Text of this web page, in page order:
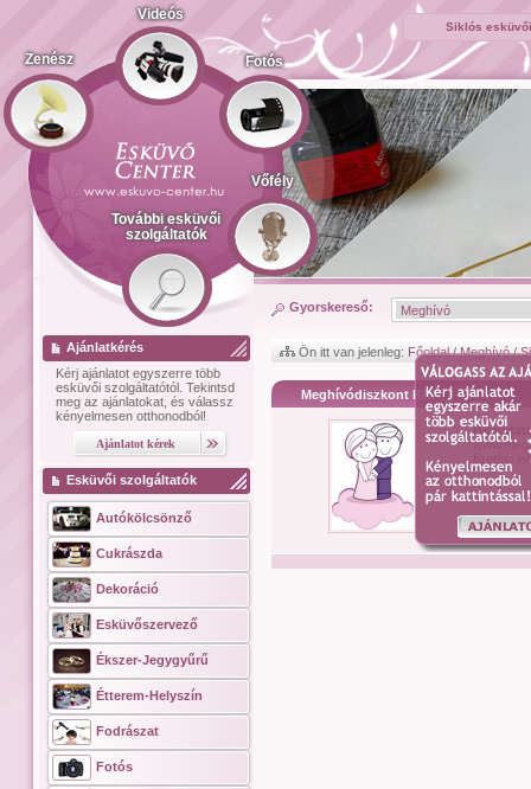
Siklós
Zenész
Videós
Fotós
Vőfély
További esküvői
szolgáltatók
Ajánlatkérés
Kérj ajánlatot egyszerre több
esküvői szolgáltatótól. Tekintsd
meg az ajánlatokat, és válassz
kényelmesen otthonodból!
Esküvői szolgáltatók
Autókölcsönző
Cukrászda
Dekoráció
Esküvőszervező
Ékszer-Jegygyűrű
Étterem-Helyszín
Fodrászat
Fotós
Gyorskereső:
Ön itt van jelenleg: Főoldal/Meghívó/
Meghívódiszkont Kft.
fizetési